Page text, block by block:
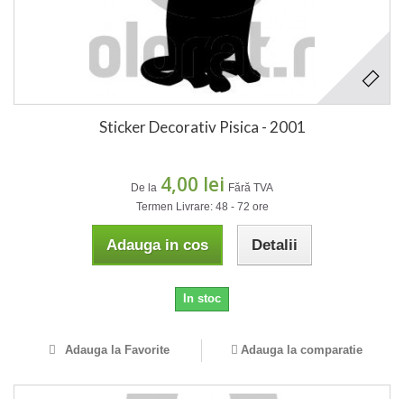
Sticker Decorativ Pisica - 2001
De la 4,00 lei Fără TVA
Termen Livrare: 48 - 72 ore
Adauga in cos Detalii
In stoc
Adauga la Favorite Adauga la comparatie